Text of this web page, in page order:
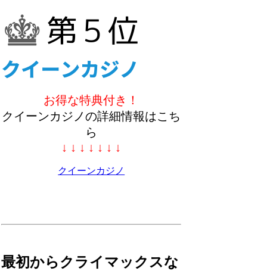
お得な特典付き！
クイーンカジノの詳細情報はこち
ら
↓ ↓ ↓ ↓ ↓ ↓ ↓
クイーンカジノ
最初からクライマックスな